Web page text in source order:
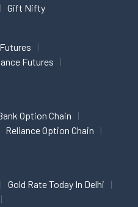
Gift Nifty
Futures
Option Chain
Reliance Option Chain
Gold Rate Today In Delhi